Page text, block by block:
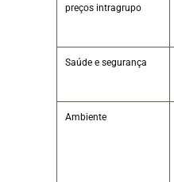
preços intragrupo
Saúde e segurança
Ambiente